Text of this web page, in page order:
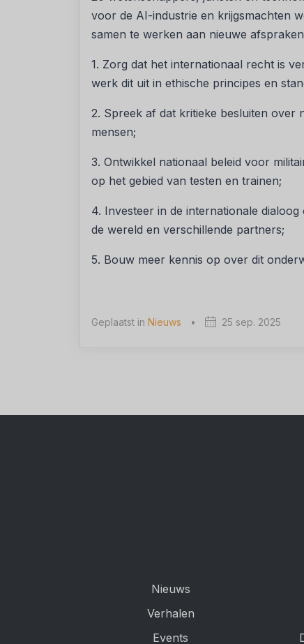
voor de AI-industrie en krijgsmachten
samen te werken aan nieuwe
1. Zorg dat het internationaal recht is
werk dit uit in ethische principes en
2. Spreek af dat kritieke besluiten over
mensen;
3. Ontwikkel nationaal beleid voor
op het gebied van testen en trainen;
4. Investeer in de internationale
de wereld en verschillende partners;
5. Bouw meer kennis op over dit
Geplaatst in Nieuws • 25 sep. 2025
Nieuws
Verhalen
Events